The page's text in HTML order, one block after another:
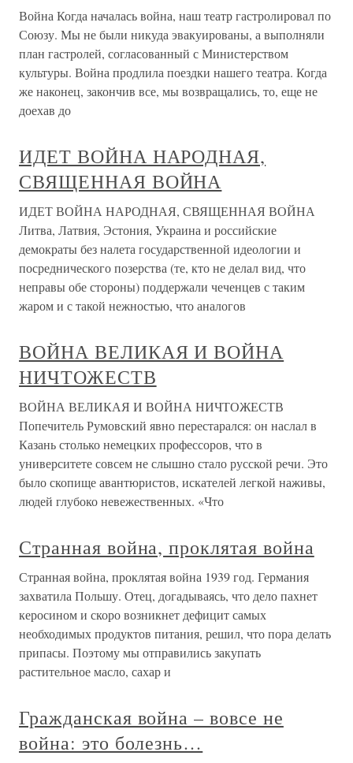
Война Когда началась война, наш театр гастролировал по
Союзу. Мы не были никуда эвакуированы, а выполняли
план гастролей, согласованный с Министерством
культуры. Война продлила поездки нашего театра. Когда
же наконец, закончив все, мы возвращались, то, еще не
доехав до
ИДЕТ ВОЙНА НАРОДНАЯ,
СВЯЩЕННАЯ ВОЙНА
ИДЕТ ВОЙНА НАРОДНАЯ, СВЯЩЕННАЯ ВОЙНА
Литва, Латвия, Эстония, Украина и российские
демократы без налета государственной идеологии и
посреднического позерства (те, кто не делал вид, что
неправы обе стороны) поддержали чеченцев с таким
жаром и с такой нежностью, что аналогов
ВОЙНА ВЕЛИКАЯ И ВОЙНА
НИЧТОЖЕСТВ
ВОЙНА ВЕЛИКАЯ И ВОЙНА НИЧТОЖЕСТВ
Попечитель Румовский явно перестарался: он наслал в
Казань столько немецких профессоров, что в
университете совсем не слышно стало русской речи. Это
было скопище авантюристов, искателей легкой наживы,
людей глубоко невежественных. «Что
Странная война, проклятая война
Странная война, проклятая война 1939 год. Германия
захватила Польшу. Отец, догадываясь, что дело пахнет
керосином и скоро возникнет дефицит самых
необходимых продуктов питания, решил, что пора делать
припасы. Поэтому мы отправились закупать
растительное масло, сахар и
Гражданская война – вовсе не
война: это болезнь…